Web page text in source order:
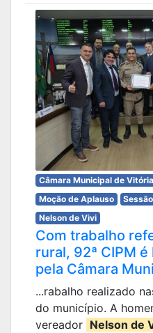
Câmara Municipal de
Moção de Aplauso
Nelson de Vivi
Com trabalho
rural, 92ª CIPM
pela Câmara
...rabalho realizado
do município. A
vereador Nelson de